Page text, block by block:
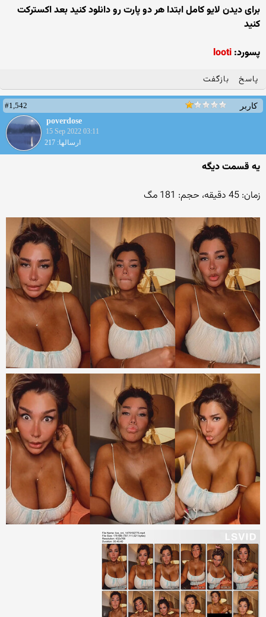
برای دیدن لایو کامل ابتدا هر دو پارت رو دانلود کنید بعد اکسترکت
کنید
پسورد: looti
پاسخ بازگفت
کاربر
#1,542
poverdose
15 Sep 2022 03:11
ارسالها: 217
یه قسمت دیگه
زمان: 45 دقیقه، حجم: 181 مگ